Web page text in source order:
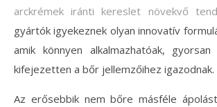
arckrémek iránti kereslet növekvő
gyártók igyekeznek olyan innovatív
amik könnyen alkalmazhatóak,
kifejezetten a bőr jellemzőihez igazodnak.
Az erősebbik nem bőre másféle